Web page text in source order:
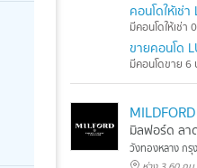
คอนโดให้เช่
มีคอนโดให้เช่า
ขายคอนโด
มีคอนโดขาย 6
มิลฟอร์ด ลา
วังทองหลาง กรุ